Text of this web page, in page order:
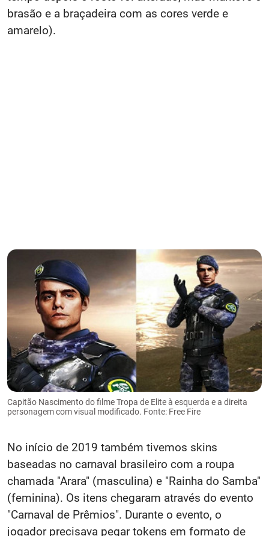
brasão e a braçadeira com as cores verde e
amarelo).
Capitão Nascimento do filme Tropa de Elite à esquerda e a direita
personagem com visual modificado. Fonte: Free Fire
No início de 2019 também tivemos skins
baseadas no carnaval brasileiro com a roupa
chamada "Arara" (masculina) e "Rainha do Samba"
(feminina). Os itens chegaram através do evento
"Carnaval de Prêmios". Durante o evento, o
jogador precisava pegar tokens em formato de